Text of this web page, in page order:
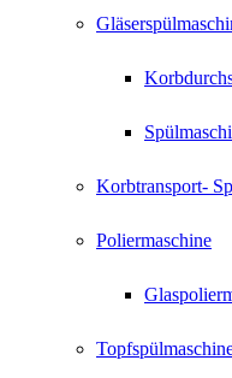
Korbtransport-
Poliermaschine